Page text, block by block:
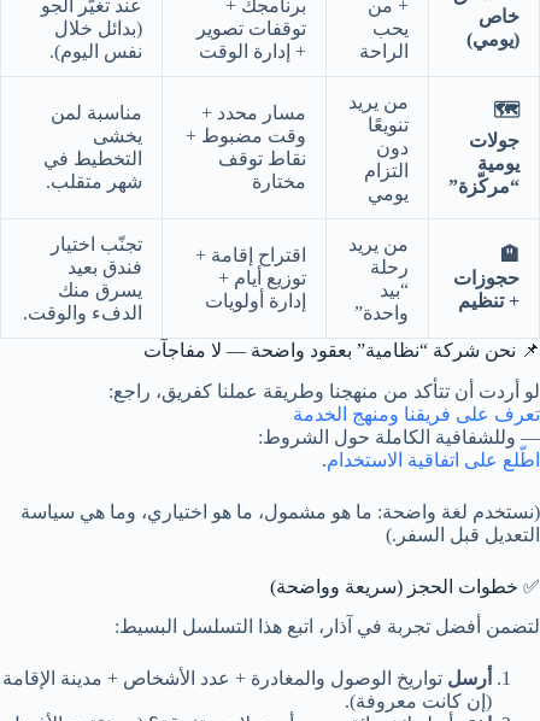
خاص
(يومي)
+ من
يحب
الراحة
برنامجك +
توقفات تصوير
+ إدارة الوقت
عند تغيّر الجو
(بدائل خلال
نفس اليوم).
🗺️
جولات
يومية
“مركّزة”
من يريد
تنويعًا
دون
التزام
يومي
مسار محدد +
وقت مضبوط +
نقاط توقف
مختارة
مناسبة لمن
يخشى
التخطيط في
شهر متقلب.
🏨
حجوزات
+ تنظيم
من يريد
رحلة
“بيد
واحدة”
اقتراح إقامة +
توزيع أيام +
إدارة أولويات
تجنّب اختيار
فندق بعيد
يسرق منك
الدفء والوقت.
📌 نحن شركة “نظامية” بعقود واضحة — لا مفاجآت
لو أردت أن تتأكد من منهجنا وطريقة عملنا كفريق، راجع:
تعرف على فريقنا ومنهج الخدمة
— وللشفافية الكاملة حول الشروط:
اطّلع على اتفاقية الاستخدام.
(نستخدم لغة واضحة: ما هو مشمول، ما هو اختياري، وما هي سياسة
التعديل قبل السفر.)
✅ خطوات الحجز (سريعة وواضحة)
لتضمن أفضل تجربة في آذار، اتبع هذا التسلسل البسيط:
أرسل تواريخ الوصول والمغادرة + عدد الأشخاص + مدينة الإقامة
(إن كانت معروفة).